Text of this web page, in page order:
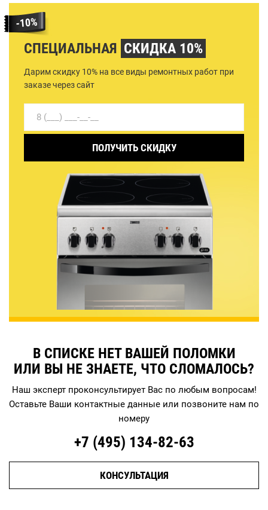
СПЕЦИАЛЬНАЯ СКИДКА 10%
Дарим скидку 10% на все виды ремонтных работ при
заказе через сайт
ПОЛУЧИТЬ СКИДКУ
В СПИСКЕ НЕТ ВАШЕЙ ПОЛОМКИ
ИЛИ ВЫ НЕ ЗНАЕТЕ, ЧТО СЛОМАЛОСЬ?
Наш эксперт проконсультирует Вас по любым вопросам!
Оставьте Ваши контактные данные или позвоните нам по
номеру
+7 (495) 134-82-63
КОНСУЛЬТАЦИЯ